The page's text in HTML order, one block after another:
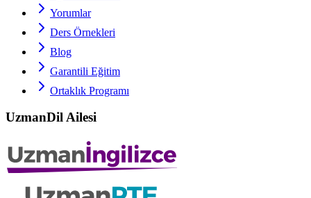
Yorumlar
Ders Örnekleri
Blog
Garantili Eğitim
Ortaklık Programı
UzmanDil Ailesi